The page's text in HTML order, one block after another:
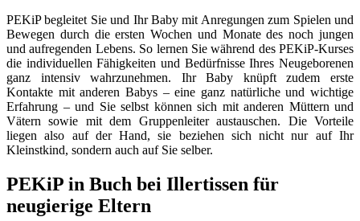
PEKiP begleitet Sie und Ihr Baby mit Anregungen zum Spielen und
Bewegen durch die ersten Wochen und Monate des noch jungen
und aufregenden Lebens. So lernen Sie während des PEKiP-Kurses
die individuellen Fähigkeiten und Bedürfnisse Ihres Neugeborenen
ganz intensiv wahrzunehmen. Ihr Baby knüpft zudem erste
Kontakte mit anderen Babys – eine ganz natürliche und wichtige
Erfahrung – und Sie selbst können sich mit anderen Müttern und
Vätern sowie mit dem Gruppenleiter austauschen. Die Vorteile
liegen also auf der Hand, sie beziehen sich nicht nur auf Ihr
Kleinstkind, sondern auch auf Sie selber.
PEKiP in Buch bei Illertissen für
neugierige Eltern